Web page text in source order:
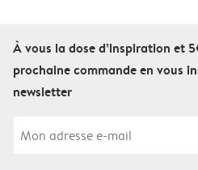
À vous la dose d’inspiration et
prochaine commande en vous
newsletter